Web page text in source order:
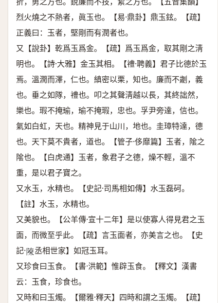
烈火燒之不熱者，眞玉也。【易·鼎卦】鼎玉鉉。【疏】
正義曰：玉者，堅剛而有潤者也。
又【說卦】乾爲玉爲金。【疏】爲玉爲金，取其剛之淸
明也。【詩·大雅】金玉其相。【禮·聘義】君子比德於玉
焉。溫潤而澤，仁也。縝密以栗，知也。廉而不劌，義
也。垂之如隊，禮也。叩之其聲淸越以長，其終詘然，
樂也。瑕不掩瑜，瑜不掩瑕，忠也。孚尹旁達，信也。
氣如白虹，天也。精神見于山川，地也。圭璋特達，德
也。天下莫不貴者，道也。【管子·侈靡篇】玉者，隂之
隂也。【白虎通】玉者，象君子之德，燥不輕，溫不
重，是以君子寶之。
又水玉，水精也。【史記·司馬相如傳】水玉磊砢。
【註】水玉，水精也。
又美貌也。【公羊傳·宣十二年】是以使寡人得見君之玉
面，而微至乎此。【疏】言玉面者，亦美言之也。【史
記·𨻰 丞相世家】如冠玉耳。
又珍食曰玉食。【書·洪範】惟辟玉食。【釋文】漢書
云：玉食，珍食也。
又時和曰玉燭。【爾雅·釋天】四時和謂之玉燭。【疏】